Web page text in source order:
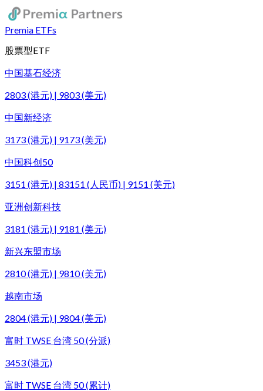
Premia ETFs
股票型ETF
中国基石经济
2803 (港元) | 9803 (美元)
中国新经济
3173 (港元) | 9173 (美元)
中国科创50
3151 (港元) | 83151 (人民币) | 9151 (美元)
亚洲创新科技
3181 (港元) | 9181 (美元)
新兴东盟市场
2810 (港元) | 9810 (美元)
越南市场
2804 (港元) | 9804 (美元)
富时 TWSE 台湾 50 (分派)
3453 (港元)
富时 TWSE 台湾 50 (累计)